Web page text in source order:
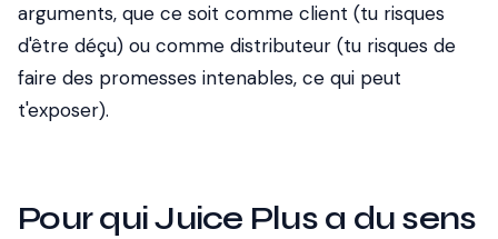
arguments, que ce soit comme client (tu risques
d'être déçu) ou comme distributeur (tu risques de
faire des promesses intenables, ce qui peut
t'exposer).
Pour qui Juice Plus a du sens